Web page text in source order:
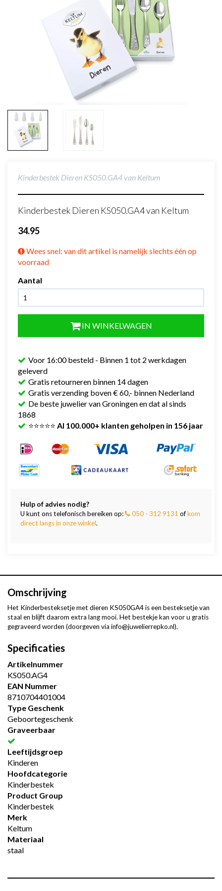
Kinderbestek Dieren KS050.GA4 van Keltum
Kinderbestek Dieren KS050.GA4 van Keltum
34.95
Wees snel: van dit artikel is namelijk slechts één op
voorraad
Aantal
IN WINKELWAGEN
Voor 16:00 besteld - Binnen 1 tot 2 werkdagen
geleverd
Gratis retourneren binnen 14 dagen
Gratis verzending boven € 60,- binnen Nederland
De beste juwelier van Groningen en dat al sinds
1868
⭐⭐⭐⭐⭐ Al 100.000+ klanten geholpen in 156 jaar
Hulp of advies nodig?
U kunt ons telefonisch bereiken op:
050 - 312 9131 ofkom
direct langs in onze winkel.
Omschrijving
Het Kinderbesteksetje met dieren KS050GA4 is een besteksetje van
staal en blijft daarom extra lang mooi. Het bestekje kan voor u gratis
gegraveerd worden (doorgeven via info@juwelierrepko.nl).
Specificaties
Artikelnummer
KS050.AG4
EAN Nummer
8710704401004
Type Geschenk
Geboortegeschenk
Graveerbaar
Leeftijdsgroep
Kinderen
Hoofdcategorie
Kinderbestek
Product Group
Kinderbestek
Merk
Keltum
Materiaal
staal